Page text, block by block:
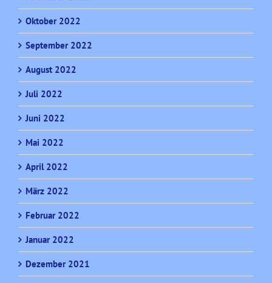
Oktober 2022
September 2022
August 2022
Juli 2022
Juni 2022
Mai 2022
April 2022
März 2022
Februar 2022
Januar 2022
Dezember 2021